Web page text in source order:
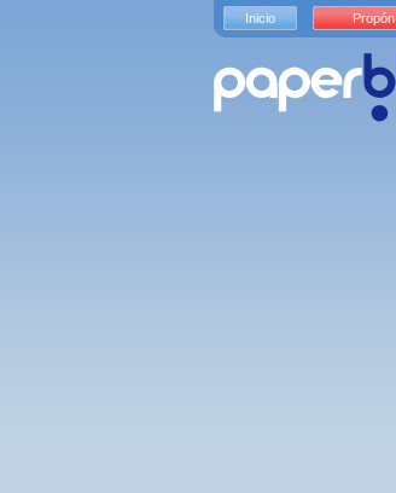
Inicio